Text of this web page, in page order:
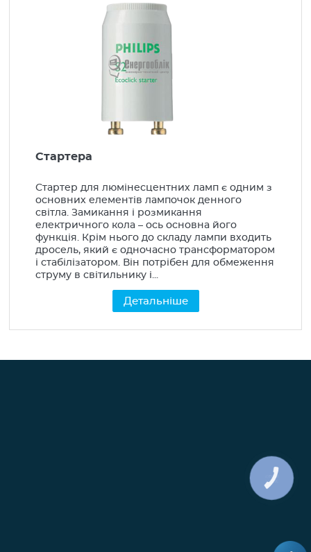
Стартера
Стартер для люмінесцентних ламп є одним з
основних елементів лампочок денного
світла. Замикання і розмикання
електричного кола – ось основна його
функція. Крім нього до складу лампи входить
дросель, який є одночасно трансформатором
і стабілізатором. Він потрібен для обмеження
струму в світильнику і...
Детальніше
КНОПКА
ЗВ'ЯЗКУ